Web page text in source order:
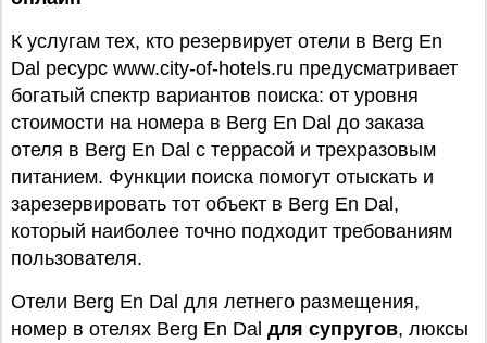
К услугам тех, кто резервирует отели в Berg En
Dal ресурс www.city-of-hotels.ru предусматривает
богатый спектр вариантов поиска: от уровня
стоимости на номера в Berg En Dal до заказа
отеля в Berg En Dal с террасой и трехразовым
питанием. Функции поиска помогут отыскать и
зарезервировать тот объект в Berg En Dal,
который наиболее точно подходит требованиям
пользователя.
Отели Berg En Dal для летнего размещения,
номер в отелях Berg En Dal для супругов, люксы